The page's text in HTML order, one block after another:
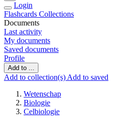
Login
Flashcards Collections
Documents
Last activity
My documents
Saved documents
Profile
Add to ...
Add to collection(s) Add to saved
Wetenschap
Biologie
Celbiologie